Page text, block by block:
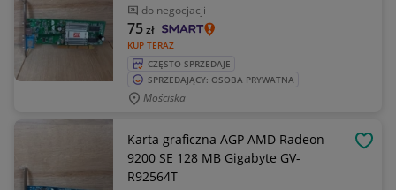
do negocjacji
KUP TERAZ
75zł
CZĘSTO SPRZEDAJE
SPRZEDAJĄCY: OSOBA PRYWATNA
Mościska
Karta graficzna AGP AMD Radeon
9200 SE 128 MB Gigabyte GV-
R92564T